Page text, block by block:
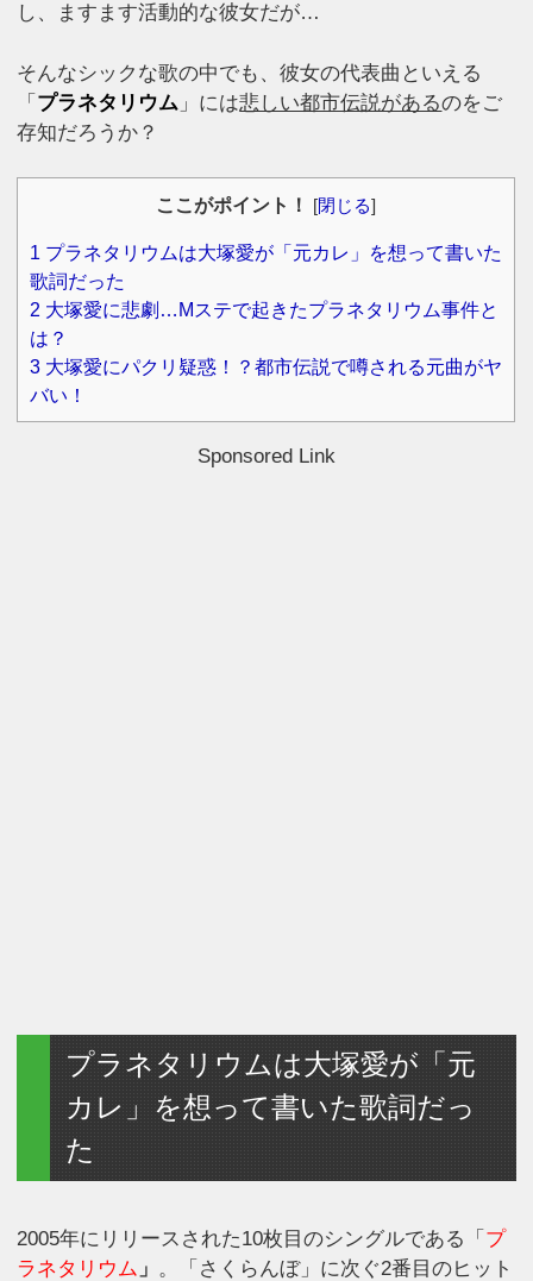
し、ますます活動的な彼女だが…
そんなシックな歌の中でも、彼女の代表曲といえる
「 プラネタリウム 」には悲しい都市伝説があるのをご
存知だろうか？
ここがポイント！ [閉じる]
1 プラネタリウムは大塚愛が「元カレ」を想って書いた
歌詞だった
2 大塚愛に悲劇…Mステで起きたプラネタリウム事件と
は？
3 大塚愛にパクリ疑惑！？都市伝説で噂される元曲がヤ
バい！
Sponsored Link
プラネタリウムは大塚愛が「元
カレ」を想って書いた歌詞だっ
た
2005年にリリースされた10枚目のシングルである「 プ
ラネタリウム 」 。「さくらんぼ」に次ぐ2番目のヒット